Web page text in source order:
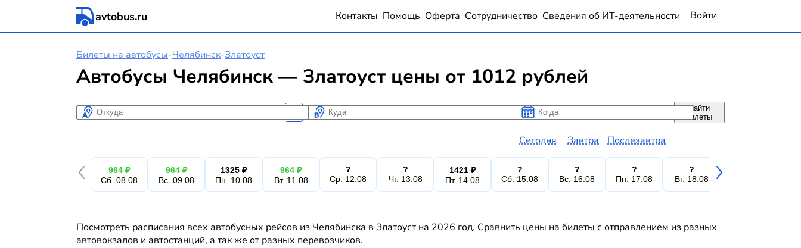
avtobus.ru Контакты Помощь Оферта Сотрудничество Сведения об ИТ-деятельности Войти
Билеты на автобусы-Челябинск-Златоуст
Автобусы Челябинск — Златоуст цены от 1012 рублей
Откуда Куда Когда
Когда
Сегодня Завтра Послезавтра
Найти
билеты
964 ₽
Сб. 08.08
964 ₽
Вс. 09.08
1325 ₽
Пн. 10.08
964 ₽
Вт. 11.08
?
Ср. 12.08
?
Чт. 13.08
1421 ₽
Пт. 14.08
?
Сб. 15.08
?
Вс. 16.08
?
Пн. 17.08
?
Вт. 18.08
Посмотреть расписания всех автобусных рейсов из Челябинска в Златоуст на 2026 год. Сравнить цены на билеты с отправлением из разных
автовокзалов и автостанций, а так же от разных перевозчиков.